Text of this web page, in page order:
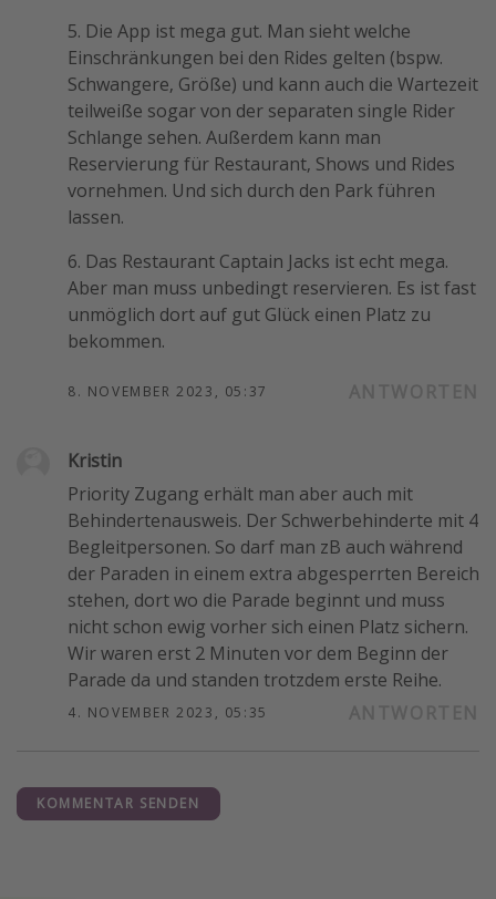
5. Die App ist mega gut. Man sieht welche
Einschränkungen bei den Rides gelten (bspw.
Schwangere, Größe) und kann auch die Wartezeit
teilweiße sogar von der separaten single Rider
Schlange sehen. Außerdem kann man
Reservierung für Restaurant, Shows und Rides
vornehmen. Und sich durch den Park führen
lassen.
6. Das Restaurant Captain Jacks ist echt mega.
Aber man muss unbedingt reservieren. Es ist fast
unmöglich dort auf gut Glück einen Platz zu
bekommen.
8. NOVEMBER 2023, 05:37
Kristin
P riority Zugang erhält man aber auch mit
Behindertenausweis. Der Schwerbehinderte mit 4
Begleitpersonen. So darf man zB auch während
der Paraden in einem extra abgesperrten Bereich
stehen, dort wo die Parade beginnt und muss
nicht schon ewig vorher sich einen Platz sichern.
Wir waren erst 2 Minuten vor dem Beginn der
Parade da und standen trotzdem erste Reihe.
4. NOVEMBER 2023, 05:35
KOMMENTAR SENDEN